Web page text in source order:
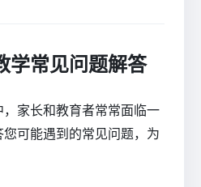
学常见问题解答
家长和教育者常常面临一
可能遇到的常见问题，为